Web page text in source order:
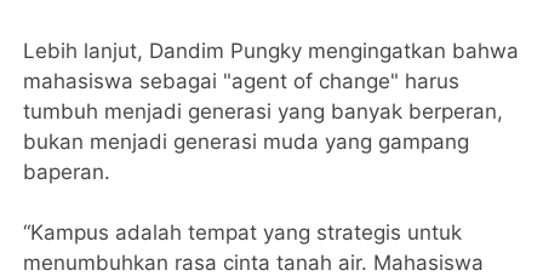
Lebih lanjut, Dandim Pungky mengingatkan bahwa
mahasiswa sebagai "agent of change" harus
tumbuh menjadi generasi yang banyak berperan,
bukan menjadi generasi muda yang gampang
baperan.
“Kampus adalah tempat yang strategis untuk
menumbuhkan rasa cinta tanah air. Mahasiswa